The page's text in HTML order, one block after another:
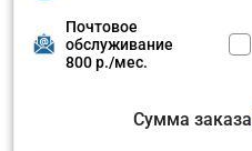
Почтовое
обслуживание
800 р./мес.
Сумма заказа